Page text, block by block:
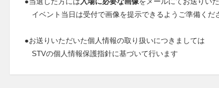
イベント当日は受付で画像を提示できるようご準備くだ
●お送りいただいた個人情報の取り扱いにつきましては
STVの個人情報保護指針に基づいて行います